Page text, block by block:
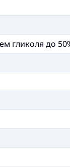
гликоля до